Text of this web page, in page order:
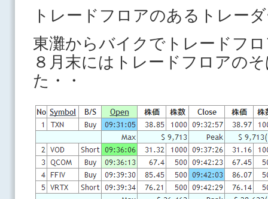
トレードフロアのあるトレー
東灘からバイクでトレードフ
８月末にはトレードフロアの
た・・